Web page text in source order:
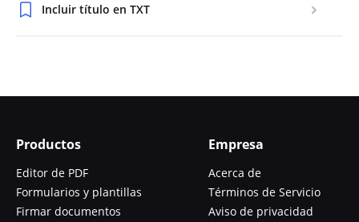
Incluir título en TXT
Productos
Editor de PDF
Formularios y plantillas
Firmar documentos
Empresa
Acerca de
Términos de Servicio
Aviso de privacidad